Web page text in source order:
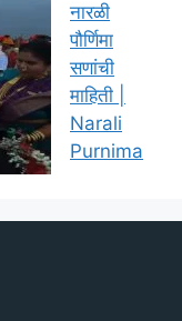
नारळी
पौर्णिमा
सणांची
माहिती |
Narali
Purnima